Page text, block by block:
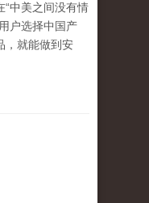
“中美之间没有情
户选择中国产
，就能做到安